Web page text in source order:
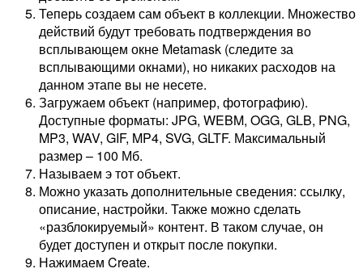
Теперь создаем сам объект в коллекции. Множество
действий будут требовать подтверждения во
всплывающем окне Metamask (следите за
всплывающими окнами), но никаких расходов на
данном этапе вы не несете.
Загружаем объект (например, фотографию).
Доступные форматы: JPG, WEBM, OGG, GLB, PNG,
MP3, WAV, GIF, MP4, SVG, GLTF. Максимальный
размер – 100 Мб.
Называем э тот объект.
Можно указать дополнительные сведения: ссылку,
описание, настройки. Также можно сделать
«разблокируемый» контент. В таком случае, он
будет доступен и открыт после покупки.
Нажимаем Create.